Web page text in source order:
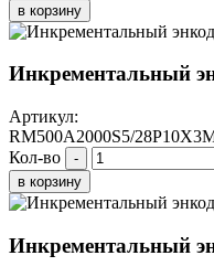
в корзину
Инкрементальный
Артикул:
RM500A2000S5/
Кол-во
-
в корзину
Инкрементальный